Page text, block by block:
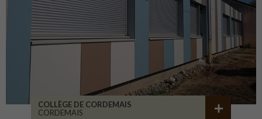
COLLÈGE DE CORDEMAIS
CORDEMAIS